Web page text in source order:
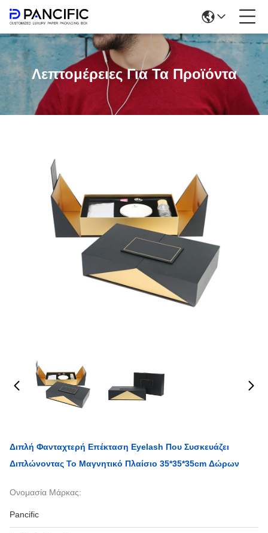
Λεπτομέρειες Για Τα Προϊόντα
Διπλή Φανταχτερή Επέκταση Eyelash Που Συσκευάζει
Διπλώνοντας Το Μαγνητικό Πλαίσιο 35*35*35cm Δώρων
Ονομασία Μάρκας:
Pancific